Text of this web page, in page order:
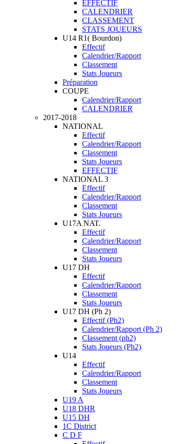
EFFECTIF
CALENDRIER
CLASSEMENT
STATS JOUEURS
U14 R1( Bourdon)
Effectif
Calendrier/Rapport
Classement
Stats Joueurs
Préparation
COUPE
Calendrier/Rapport
CALENDRIER
2017-2018
NATIONAL
Effectif
Calendrier/Rapport
Classement
Stats Joueurs
EFFECTIF
NATIONAL 3
Effectif
Calendrier/Rapport
Classement
Stats Joueurs
U17A NAT.
Effectif
Calendrier/Rapport
Classement
Stats Joueurs
U17 DH
Effectif
Calendrier/Rapport
Classement
Stats Joueurs
U17 DH (Ph 2)
Effectif (Ph2)
Calendrier/Rapport (Ph 2)
Classement (ph2)
Stats Joueurs (Ph2)
U14
Effectif
Calendrier/Rapport
Classement
Stats Joueurs
U19 A
U18 DHR
U15 DH
1C District
C D F